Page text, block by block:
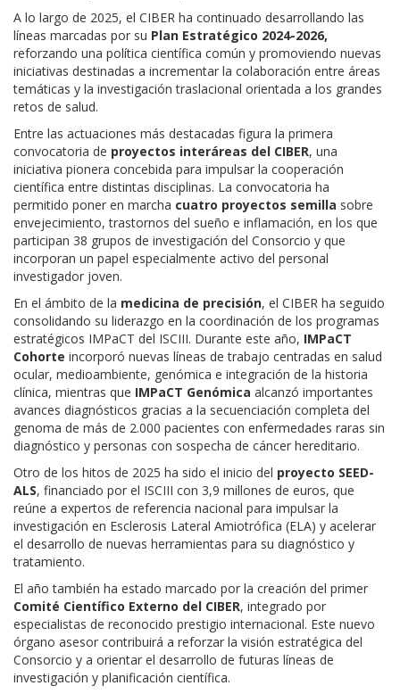
A lo largo de 2025, el CIBER ha continuado desarrollando las
líneas marcadas por su Plan Estratégico 2024-2026,
reforzando una política científica común y promoviendo nuevas
iniciativas destinadas a incrementar la colaboración entre áreas
temáticas y la investigación traslacional orientada a los grandes
retos de salud.
Entre las actuaciones más destacadas figura la primera
convocatoria de proyectos interáreas del CIBER, una
iniciativa pionera concebida para impulsar la cooperación
científica entre distintas disciplinas. La convocatoria ha
permitido poner en marcha cuatro proyectos semilla sobre
envejecimiento, trastornos del sueño e inflamación, en los que
participan 38 grupos de investigación del Consorcio y que
incorporan un papel especialmente activo del personal
investigador joven.
En el ámbito de la medicina de precisión, el CIBER ha seguido
consolidando su liderazgo en la coordinación de los programas
estratégicos IMPaCT del ISCIII. Durante este año, IMPaCT
Cohorte incorporó nuevas líneas de trabajo centradas en salud
ocular, medioambiente, genómica e integración de la historia
clínica, mientras que IMPaCT Genómica alcanzó importantes
avances diagnósticos gracias a la secuenciación completa del
genoma de más de 2.000 pacientes con enfermedades raras sin
diagnóstico y personas con sospecha de cáncer hereditario.
Otro de los hitos de 2025 ha sido el inicio del proyecto SEED-
ALS, financiado por el ISCIII con 3,9 millones de euros, que
reúne a expertos de referencia nacional para impulsar la
investigación en Esclerosis Lateral Amiotrófica (ELA) y acelerar
el desarrollo de nuevas herramientas para su diagnóstico y
tratamiento.
El año también ha estado marcado por la creación del primer
Comité Científico Externo del CIBER, integrado por
especialistas de reconocido prestigio internacional. Este nuevo
órgano asesor contribuirá a reforzar la visión estratégica del
Consorcio y a orientar el desarrollo de futuras líneas de
investigación y planificación científica.